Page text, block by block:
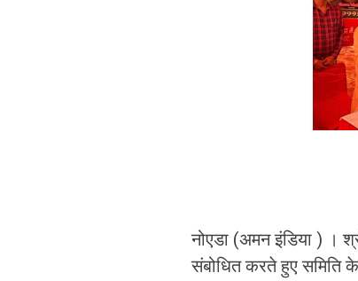
नोएडा (अमन इंडिया ) ।
संबोधित करते हुए समिति